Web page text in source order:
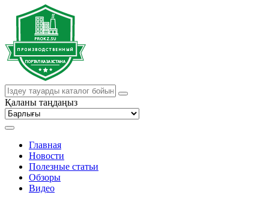
Қаланы таңдаңыз
Главная
Новости
Полезные статьи
Обзоры
Видео